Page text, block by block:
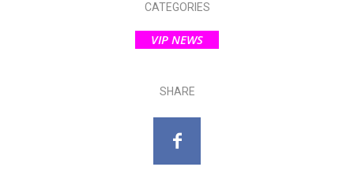
CATEGORIES
VIP NEWS
SHARE